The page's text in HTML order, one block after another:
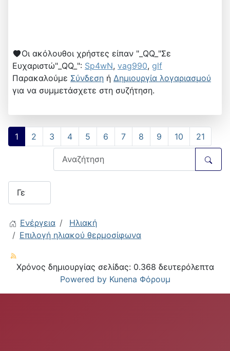
Οι ακόλουθοι χρήστες είπαν "_QQ_"Σε
Ευχαριστώ"_QQ_": Sp4wN, vag990, glf
Παρακαλούμε Σύνδεση ή Δημιουργία λογαριασμού
για να συμμετάσχετε στη συζήτηση.
1 2 3 4 5 6 7 8 9 10 21
Ενέργεια
Ηλιακή
Επιλογή ηλιακού θερμοσίφωνα
Χρόνος δημιουργίας σελίδας: 0.368 δευτερόλεπτα
Powered by Kunena Φόρουμ